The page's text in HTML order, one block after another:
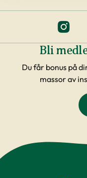
Bli
Du får bonus på
massor av